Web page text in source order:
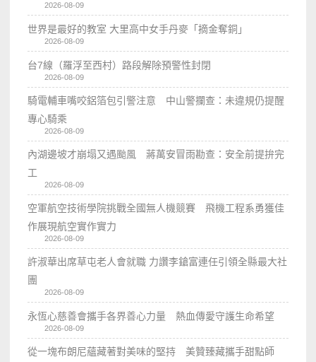
2026-08-09
世界是最好的教室 大里高中女手丹麥「摘金奪銅」
2026-08-09
台7線（羅浮至西村）路段解除預警性封閉
2026-08-09
騎電輔車嘴咬鋁箔包引警注意 中山警攔查：未違規仍提醒
專心騎乘
2026-08-09
內湖邊坡才崩塌又遇颱風 蔣萬安冒雨勘查：安全前提拚完
工
2026-08-09
空軍航空技術學院挑戰全國無人機競賽 飛機工程系勇獲佳
作展現航空實作實力
2026-08-09
許淑華出席草屯老人會就職 力讚李鎗富連任引領全縣最大社
團
2026-08-09
永恆心慈善會攜手各界善心力量 熱血傳愛守護生命希望
2026-08-09
從一塊布朗尼蘊藏著對美味的堅持 美贊臻藏攜手甜點師